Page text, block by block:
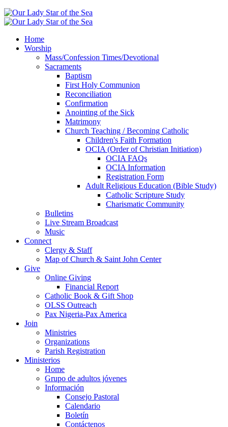
Home
Worship
Mass/Confession Times/Devotional
Sacraments
Baptism
First Holy Communion
Reconciliation
Confirmation
Anointing of the Sick
Matrimony
Church Teaching / Becoming Catholic
Children's Faith Formation
OCIA (Order of Christian Initiation)
OCIA FAQs
OCIA Information
Registration Form
Adult Religious Education (Bible Study)
Catholic Scripture Study
Charismatic Community
Bulletins
Live Stream Broadcast
Music
Connect
Clergy & Staff
Map of Church & Saint John Center
Give
Online Giving
Financial Report
Catholic Book & Gift Shop
OLSS Outreach
Pax Nigeria-Pax America
Join
Ministries
Organizations
Parish Registration
Ministerios
Home
Grupo de adultos jóvenes
Información
Consejo Pastoral
Calendario
Boletín
Contáctenos